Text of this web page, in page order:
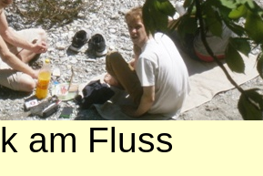
am Fluss